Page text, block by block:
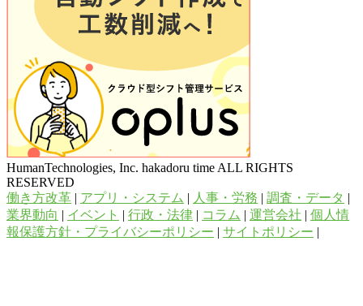
HumanTechnologies, Inc. hakadoru time ALL RIGHTS
RESERVED
働き方改革 | アプリ・システム | 人事・労務 | 調査・データ |
業界動向 | イベント | 行政・法律 | コラム | 運営会社 | 個人情
報保護方針・プライバシーポリシー | サイトポリシー |